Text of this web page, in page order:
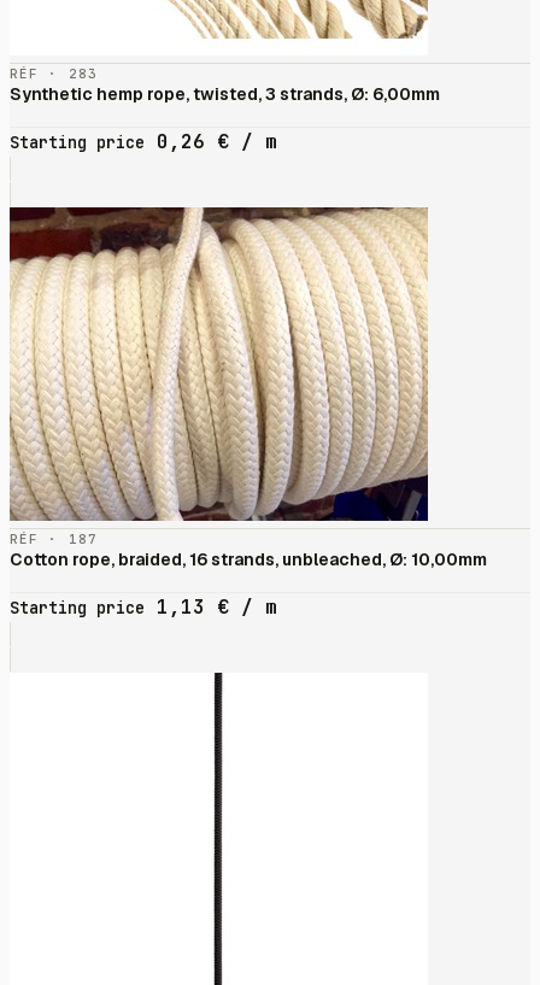
RÉF · 283
Synthetic hemp rope, twisted, 3 strands, Ø: 6,00mm
Starting price 0,26 € / m
RÉF · 187
Cotton rope, braided, 16 strands, unbleached, Ø: 10,00mm
Starting price 1,13 € / m